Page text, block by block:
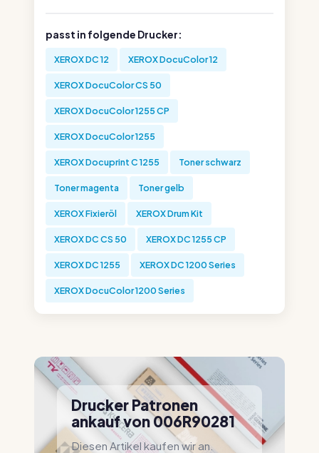
passt in folgende Drucker:
XEROX DC 12 XEROX DocuColor 12
XEROX DocuColor CS 50
XEROX DocuColor 1255 CP
XEROX DocuColor 1255
XEROX Docuprint C 1255 Toner schwarz
Toner magenta Toner gelb
XEROX Fixieröl XEROX Drum Kit
XEROX DC CS 50 XEROX DC 1255 CP
XEROX DC 1255 XEROX DC 1200 Series
XEROX DocuColor 1200 Series
Drucker Patronen
ankauf von 006R90281
Diesen Artikel kaufen wir an.